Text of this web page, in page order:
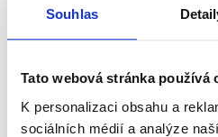
Souhlas
Tato webová stránka používá
K personalizaci obsahu a
sociálních médií a analýze
nepravdy se zrovna